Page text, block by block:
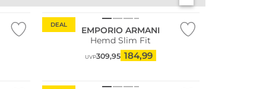
DEAL
EMPORIO ARMANI
Hemd Slim Fit
UVP309,95 184,99